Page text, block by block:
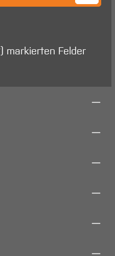
markierten Felder